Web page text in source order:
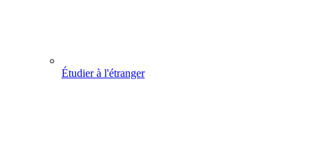
Étudier à l'étranger